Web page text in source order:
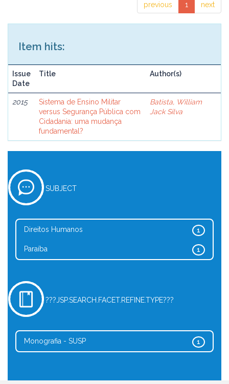
previous 1 next
Item hits:
Issue
Date
Title Author(s)
2015
Sistema de Ensino Militar
versus Segurança Pública com
Cidadania: uma mudança
fundamental?
Batista, William
Jack Silva
SUBJECT
1
Direitos Humanos
1
Paraíba
???JSP.SEARCH.FACET.REFINE.TYPE???
1
Monografia - SUSP